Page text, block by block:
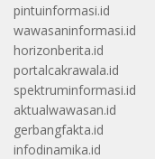
pintuinformasi.id
wawasaninformasi.id
horizonberita.id
portalcakrawala.id
spektruminformasi.id
aktualwawasan.id
gerbangfakta.id
infodinamika.id